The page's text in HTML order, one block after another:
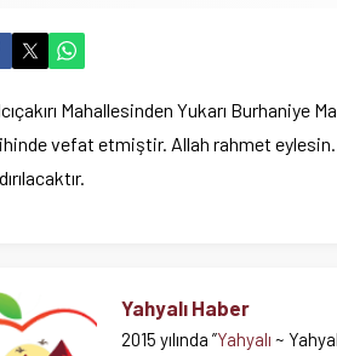
Mahallesinden Yukarı Burhaniye
vefat etmiştir. Allah rahmet eylesin.
Yahyalı Haber
2015 yılında ”Yahyalı ~